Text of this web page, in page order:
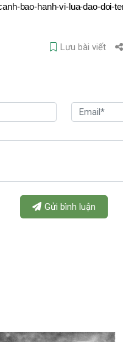
bao-hanh-vi-lua-dao-doi-
Lưu bài viết
Gửi bình luận